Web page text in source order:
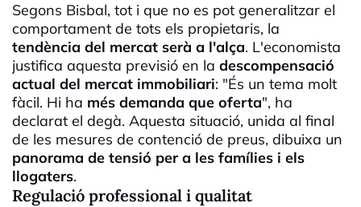
Segons Bisbal, tot i que no es pot generalitzar el
comportament de tots els propietaris, la
tendència del mercat serà a l'alça. L'economista
justifica aquesta previsió en la descompensació
actual del mercat immobiliari: "És un tema molt
fàcil. Hi ha més demanda que oferta", ha
declarat el degà. Aquesta situació, unida al final
de les mesures de contenció de preus, dibuixa un
panorama de tensió per a les famílies i els
llogaters.
Regulació professional i qualitat